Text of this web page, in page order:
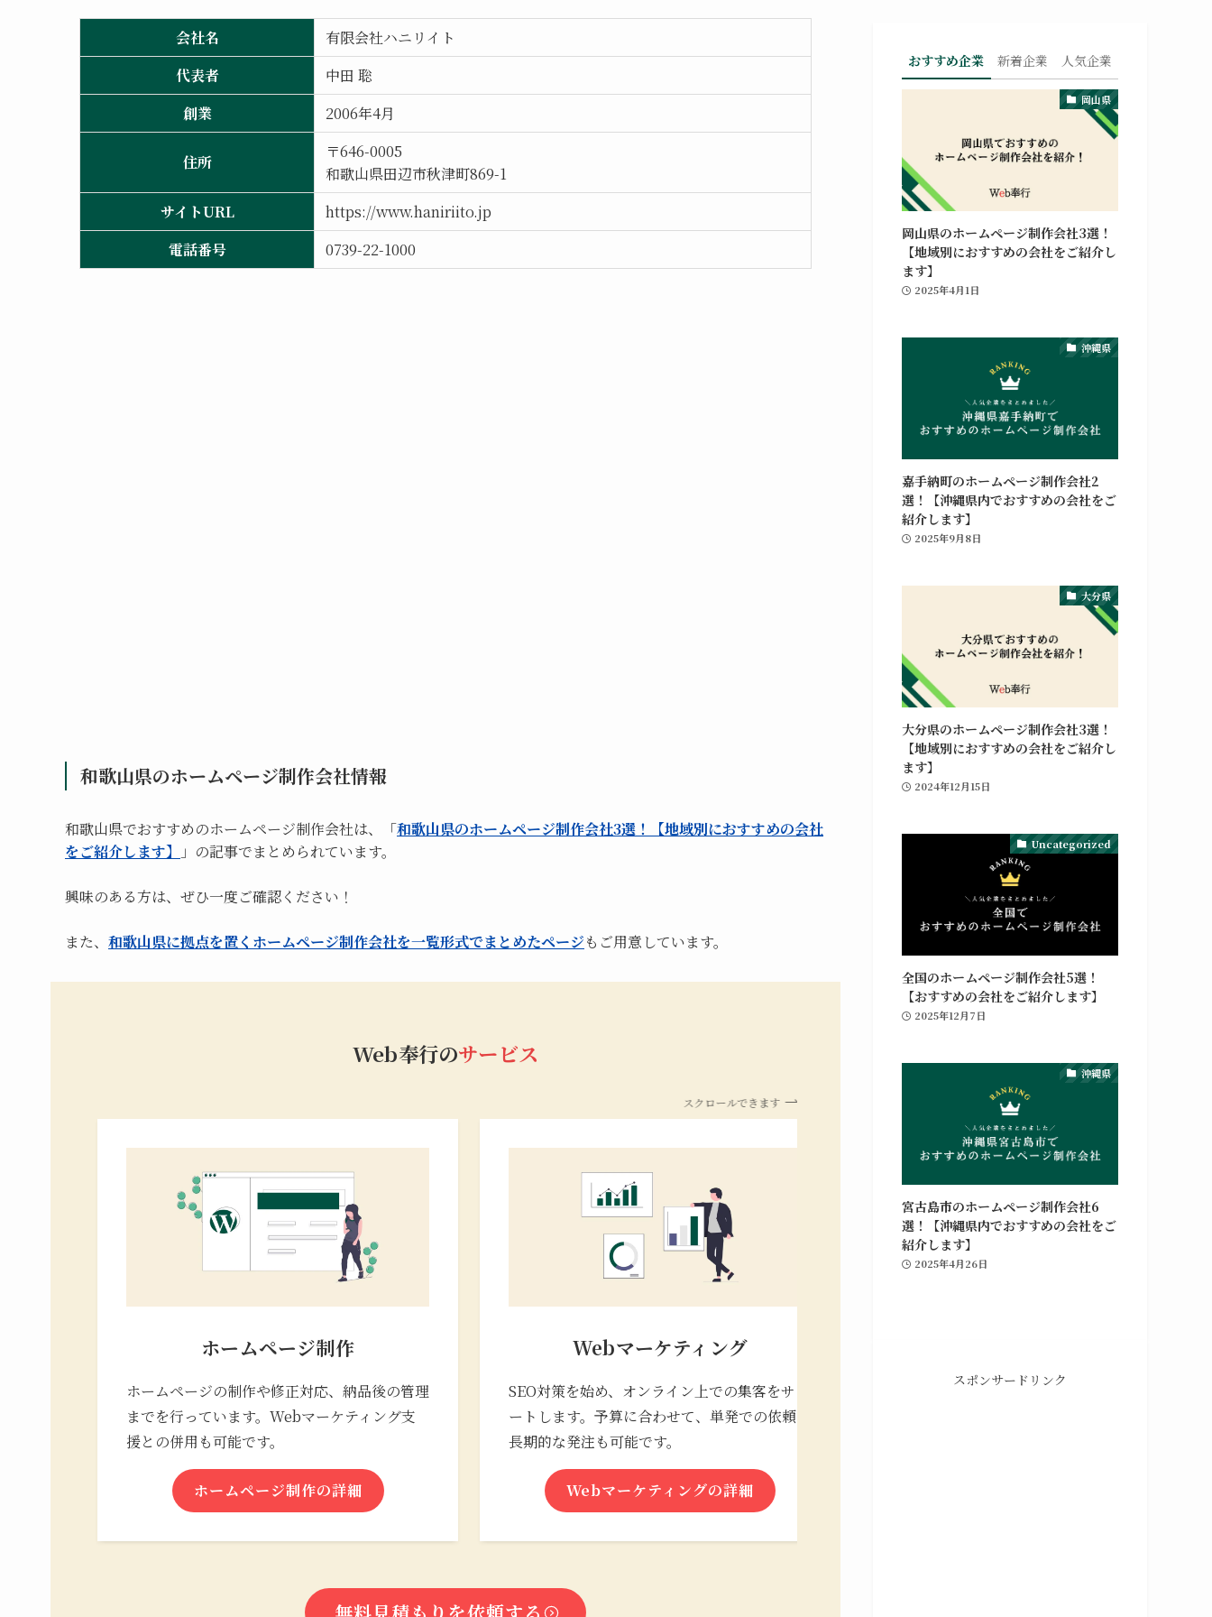
会社名
有限会社ハニリイト
代表者
中田 聡
創業
2006年4月
住所
〒646-0005
和歌山県田辺市秋津町869-1
サイトURL
https://www.haniriito.jp
電話番号
0739-22-1000
和歌山県のホームページ制作会社情報
和歌山県でおすすめのホームページ制作会社は、「和歌山県のホームページ制作会社3選！【地域別におすすめの会社
をご紹介します】
」の記事でまとめられています。
興味のある方は、ぜひ一度ご確認ください！
また、 和歌山県に拠点を置くホームページ制作会社を一覧形式でまとめたページもご用意しています。
Web奉行のサービス
スクロールできます
ホームページ制作
ホームページの制作や修正対応、納品後の管理
までを行っています。Webマーケティング支
援との併用も可能です。
ホームページ制作の詳細
Webマーケティング
SEO対策を始め、オンライン上での集客をサポ
ートします。予算に合わせて、単発での依頼や
長期的な発注も可能です。
Webマーケティングの詳細
ホームページの制作や修正対応、納品後の管理
おすすめ企業 新着企業 人気企業
岡山県
岡山県のホームページ制作会社3選！
【地域別におすすめの会社をご紹介し
ます】
2025年4月1日
沖縄県
嘉手納町のホームページ制作会社2
選！【沖縄県内でおすすめの会社をご
紹介します】
2025年9月8日
大分県
大分県のホームページ制作会社3選！
【地域別におすすめの会社をご紹介し
ます】
2024年12月15日
Uncategorized
全国のホームページ制作会社5選！
【おすすめの会社をご紹介します】
2025年12月7日
沖縄県
宮古島市のホームページ制作会社6
選！【沖縄県内でおすすめの会社をご
紹介します】
2025年4月26日
スポンサードリンク